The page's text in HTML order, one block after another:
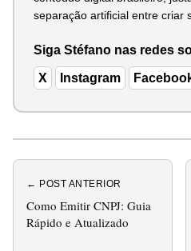
separação artificial entre criar
Siga Stéfano nas redes
X Instagram
← POST ANTERIOR
Como Emitir CNPJ: Guia
Rápido e Atualizado